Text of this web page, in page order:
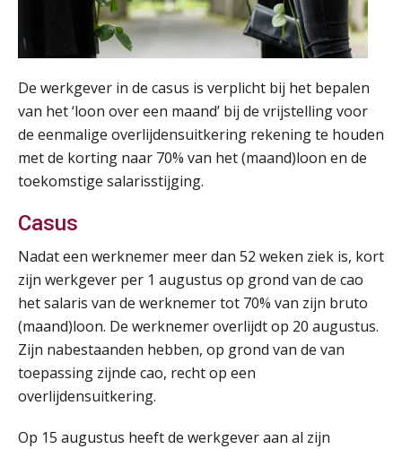
De werkgever in de casus is verplicht bij het bepalen
van het ‘loon over een maand’ bij de vrijstelling voor
de eenmalige overlijdensuitkering rekening te houden
met de korting naar 70% van het (maand)loon en de
toekomstige salarisstijging.
Casus
Nadat een werknemer meer dan 52 weken ziek is, kort
zijn werkgever per 1 augustus op grond van de cao
het salaris van de werknemer tot 70% van zijn bruto
(maand)loon. De werknemer overlijdt op 20 augustus.
Zijn nabestaanden hebben, op grond van de van
toepassing zijnde cao, recht op een
overlijdensuitkering.
Op 15 augustus heeft de werkgever aan al zijn